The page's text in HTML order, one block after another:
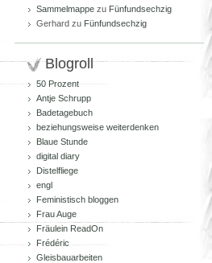
Sammelmappe zu Fünfundsechzig
Gerhard zu Fünfundsechzig
Blogroll
50 Prozent
Antje Schrupp
Badetagebuch
beziehungsweise weiterdenken
Blaue Stunde
digital diary
Distelfliege
engl
Feministisch bloggen
Frau Auge
Fräulein ReadOn
Frédéric
Gleisbauarbeiten